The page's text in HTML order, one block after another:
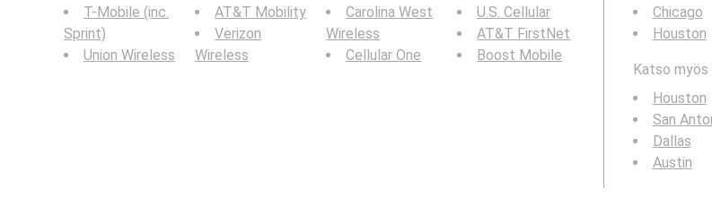
T-Mobile (inc.
Sprint)
Union Wireless
AT&T Mobility
Verizon
Wireless
Carolina West
Wireless
Cellular One
U.S. Cellular
AT&T FirstNet
Boost Mobile
Chicago
Houston
Katso myös
Houston
San
Dallas
Austin